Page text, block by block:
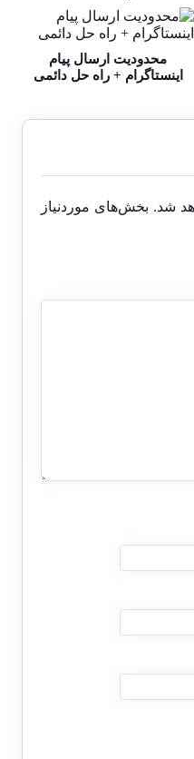
محدودیت ارسال پیام
اینستاگرام + راه حل دائمی
شد. بخش‌های موردنیاز